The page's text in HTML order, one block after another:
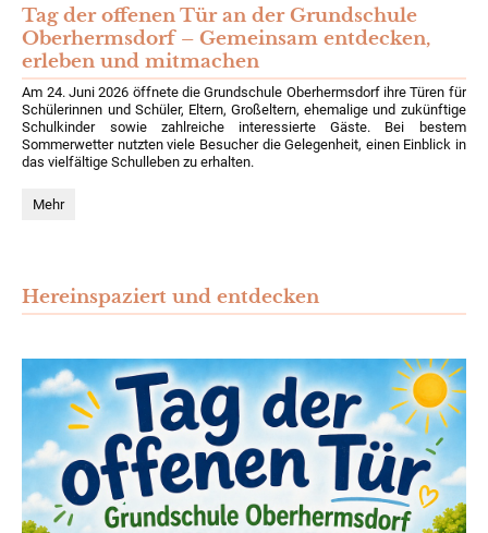
Tag der offenen Tür an der Grundschule
Oberhermsdorf – Gemeinsam entdecken,
erleben und mitmachen
Am 24. Juni 2026 öffnete die Grundschule Oberhermsdorf ihre Türen für
Schülerinnen und Schüler, Eltern, Großeltern, ehemalige und zukünftige
Schulkinder sowie zahlreiche interessierte Gäste. Bei bestem
Sommerwetter nutzten viele Besucher die Gelegenheit, einen Einblick in
das vielfältige Schulleben zu erhalten.
Tag
der
Grundschule
Oberhermsdorf
entdecken,
erleben
und
mitmachen:
Mehr
Hereinspaziert und entdecken